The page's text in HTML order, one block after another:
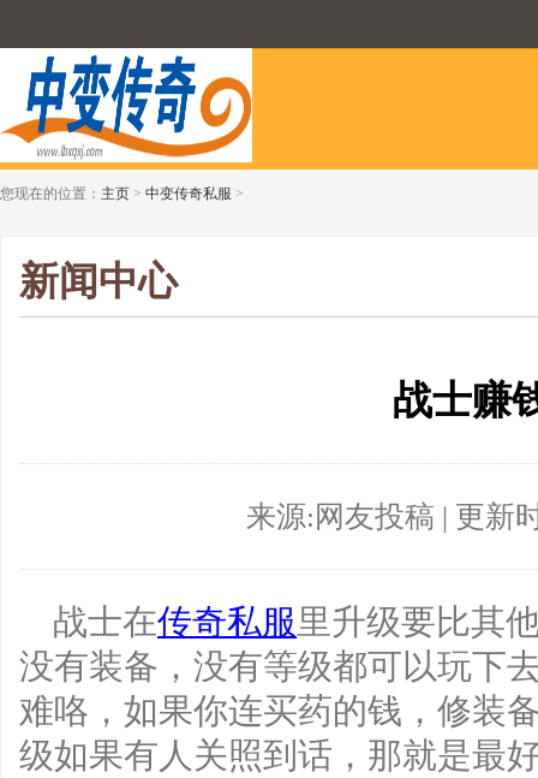
您现在的位置： 主页 > 中变传奇私服 >
新闻中心
战士赚
来源:网友投稿 | 更新
战士在传奇私服里升级要比其
没有装备，没有等级都可以玩下
难咯，如果你连买药的钱，修装
级如果有人关照到话，那就是最